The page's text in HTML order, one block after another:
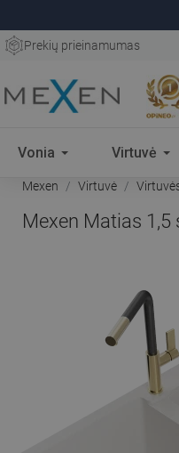
Prekių prieinamumas
Vonia Virtuvė
Mexen Virtuvė
Mexen Matias